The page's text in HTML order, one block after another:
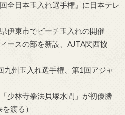
全日本玉入れ選手権』に日本テレ
伊東市でビーチ玉入れの開催
ースの部を新設、AJTA関西協
州玉入れ選手権、第1回アジャ
少林寺拳法貝塚水間」が初優勝
渡る）